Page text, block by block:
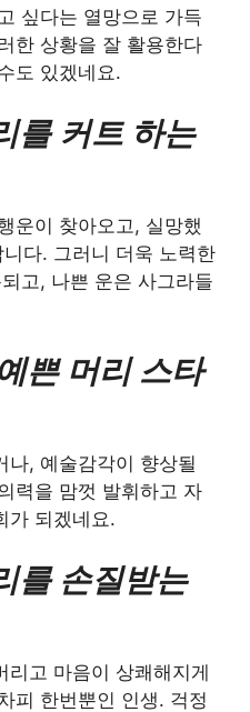
싶다는 열망으로 가득
한 상황을 잘 활용한다
도 있겠네요.
를 커트 하는
운이 찾아오고, 실망했
다. 그러니 더욱 노력한
고, 나쁜 운은 사그라들
쁜 머리 스타
나, 예술감각이 향상될
력을 맘껏 발휘하고 자
가 되겠네요.
를 손질받는
리고 마음이 상쾌해지게
피 한번뿐인 인생. 걱정